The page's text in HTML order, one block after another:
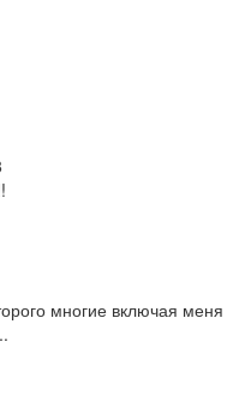
многие включая меня